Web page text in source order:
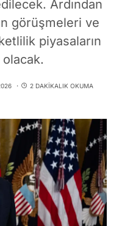
Ardından
görüşmeleri ve
piyasaların
2 DAKIKALIK OKUMA